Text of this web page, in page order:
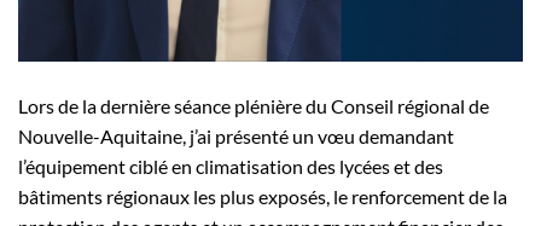
Lors de la dernière séance plénière du Conseil régional de
Nouvelle-Aquitaine, j’ai présenté un vœu demandant
l’équipement ciblé en climatisation des lycées et des
bâtiments régionaux les plus exposés, le renforcement de la